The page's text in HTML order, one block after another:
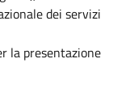
dei servizi
la presentazione